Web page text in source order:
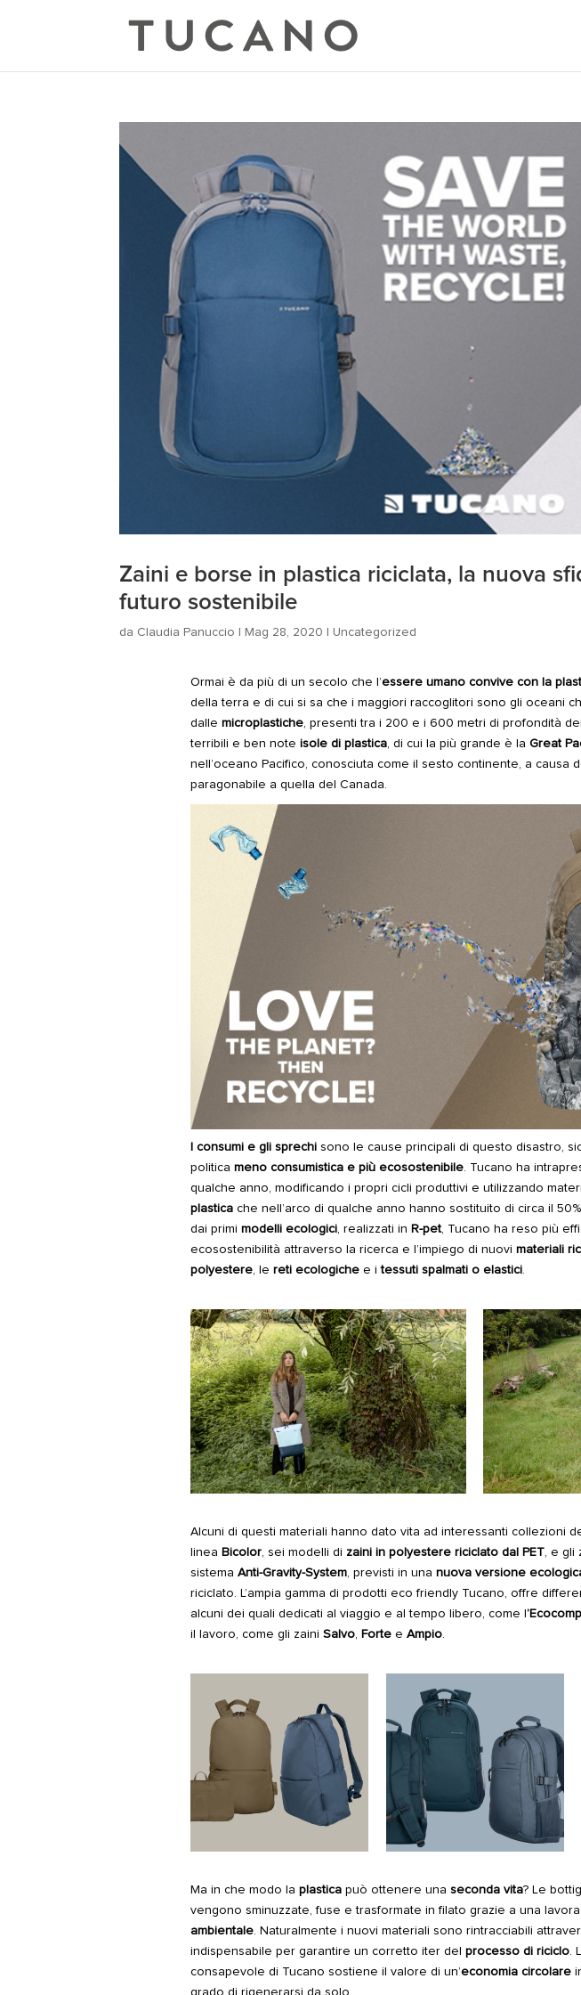
Zaini e borse in plastica riciclata, la nuova
futuro sostenibile
da Claudia Panuccio Mag 28, 2020 Uncategorized
Ormai è da più di un secolo che l’essere umano convive con la
della terra e di cui si sa che i maggiori raccoglitori sono gli oceani
dallemicroplastiche, presenti tra i 200 e i 600 metri di profondità
terribili e ben note isole di plastica, di cui la più grande è laGreat
nell’oceano Pacifico, conosciuta come il sesto continente, a causa
paragonabile a quella del Canada.
I consumi e gli sprechi sono le cause principali di questo disastro,
politicameno consumistica e più ecosostenibile. Tucano ha
qualche anno, modificando i propri cicli produttivi e utilizzando
plastica che nell’arco di qualche anno hanno sostituito di circa il
dai primimodelli ecologici, realizzati in R-pet, Tucano ha reso più
ecosostenibilità attraverso la ricerca e l’impiego di nuovimateriali
polyestere, lereti ecologiche e itessuti spalmati o elastici.
Alcuni di questi materiali hanno dato vita ad interessanti collezioni
linea Bicolor, sei modelli di zaini in polyestere riciclato dal PET, e gli
sistemaAnti-Gravity-System, previsti in unanuova versione
riciclato. L’ampia gamma di prodotti eco friendly Tucano, offre
alcuni dei quali dedicati al viaggio e al tempo libero, come l
il lavoro, come gli zainiSalvo, Forte eAmpio.
Ma in che modo laplastica può ottenere unaseconda vita? Le
vengono sminuzzate, fuse e trasformate in filato grazie a una
ambientale . Naturalmente i nuovi materiali sono rintracciabili
indispensabile per garantire un corretto iter delprocesso di riciclo .
consapevole di Tucano sostiene il valore di un’economia circolare
grado di rigenerarsi da solo.